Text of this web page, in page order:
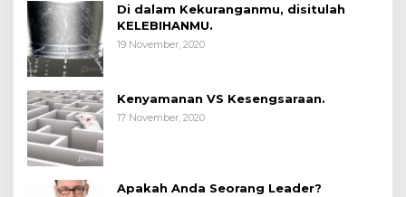
Di dalam Kekuranganmu, disitulah
KELEBIHANMU.
19 November, 2020
Kenyamanan VS Kesengsaraan.
17 November, 2020
Apakah Anda Seorang Leader?